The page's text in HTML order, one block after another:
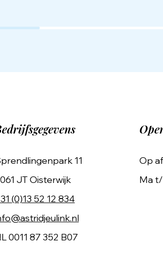
11
JT Oisterwijk
(0)13 52 12 834
0011 87 352 B07
Op
Ma t/